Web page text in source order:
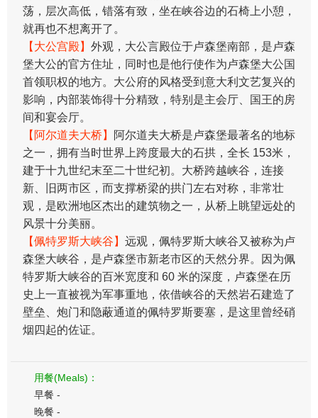
荡，层次高低，错落有致，坐在峡谷边的石椅上小憩，
就再也不想离开了。
【大公宫殿】 外观，大公言殿位于卢森堡南部，是卢森
堡大公的官方住址，同时也是他行使作为卢森堡大公国
首领职权的地方。大公府的风格受到意大利文艺复兴的
影响，内部装饰得十分精致，特别是主会厅、国王的房
间和宴会厅。
【阿尔道夫大桥】
阿尔道夫大桥是卢森堡最著名的地标
之一，拥有当时世界上跨度最大的石拱，全长 153米，
建于十九世纪末至二十世纪初。大桥跨越峡谷，连接
新、旧两市区，而支撑桥梁的拱门左右对称，非常壮
观，是欧洲地区杰出的建筑物之一，从桥上眺望远处的
风景十分美丽。
【佩特罗斯大峡谷】 远观，佩特罗斯大峡谷又被称为卢
森堡大峡谷，是卢森堡市新老市区的天然分界。因为佩
特罗斯大峡谷的百米宽度和 60 米的深度，卢森堡在历
史上一直被视为军事重地，依借峡谷的天然岩石建造了
壁垒、炮门和隐蔽通道的佩特罗斯要塞，是这里曾经硝
烟四起的佐证。
用餐(Meals)：
早餐 -
晚餐 -